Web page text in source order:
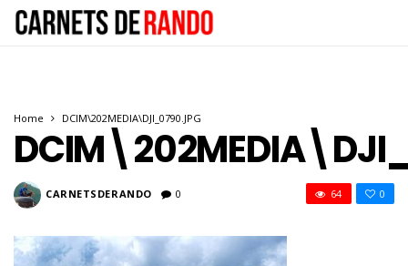
Home DCIM\202MEDIA\DJI_0790.JPG
CARNETSDERANDO 0 0
64